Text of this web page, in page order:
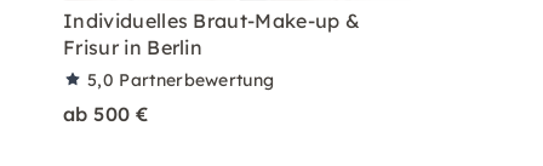
Individuelles Braut-Make-up &
Frisur in Berlin
5,0 Partnerbewertung
ab 500 €